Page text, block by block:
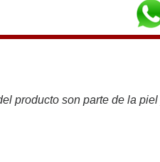
producto son parte de la